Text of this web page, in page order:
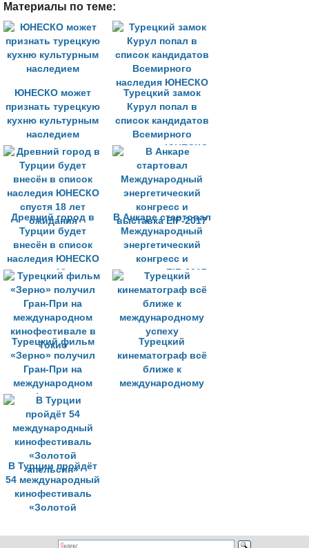
Материалы по теме:
ЮНЕСКО может
признать турецкую
кухню культурным
наследием
Турецкий замок
Курул попал в
список кандидатов
Всемирного
наследия ЮНЕСКО
Древний город в
Турции будет
внесён в список
наследия ЮНЕСКО
спустя 18 лет
ожидания
В Анкаре стартовал
Международный
энергетический
конгресс и
выставка EIF-2017
Турецкий фильм
«Зерно» получил
Гран-При на
международном
кинофестивале в
Токио
Турецкий
кинематограф всё
ближе к
международному
В Турции пройдёт
54 международный
кинофестиваль
«Золотой